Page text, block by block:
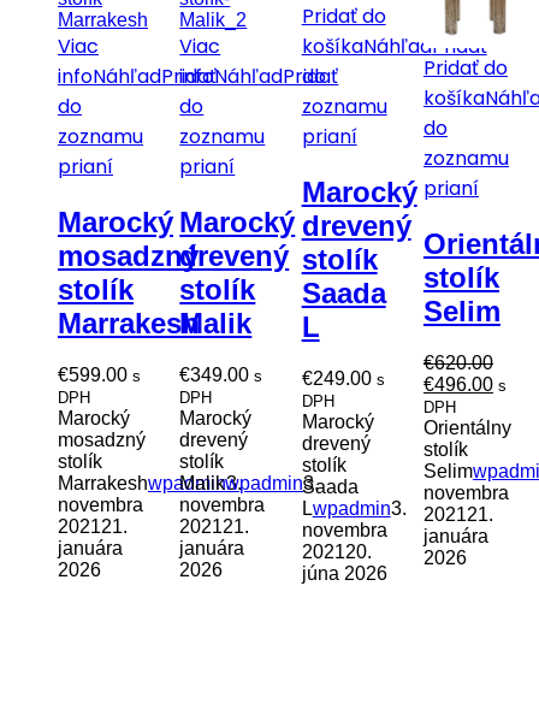
Viac
infoNáhľadPridať
do
zoznamu
prianí
Marocký
mosadzný
stolík
Marrakesh
€599.00 s
DPH
Marocký
mosadzný
stolík
Marrakeshwpadmin3.
novembra
202121.
januára
2026
Viac
infoNáhľadPridať
do
zoznamu
prianí
Marocký
drevený
stolík
Malik
€349.00 s
DPH
Marocký
drevený
stolík
Malikwpadmin3.
novembra
202121.
januára
2026
Pridať do
košíkaNáhľadPridať
do
zoznamu
prianí
Marocký
drevený
stolík
Saada
L
€249.00 s
DPH
Marocký
drevený
stolík
Saada
Lwpadmin3.
novembra
202120.
júna 2026
Pridať do
košíka
do
zoznamu
prianí
stolík
Selim
€620.00
Pôvodná
cena
bola:
€620.00.
€496.00
je:
s
DPH
Orientálny
stolík
Selim
novembra
202121.
januára
2026